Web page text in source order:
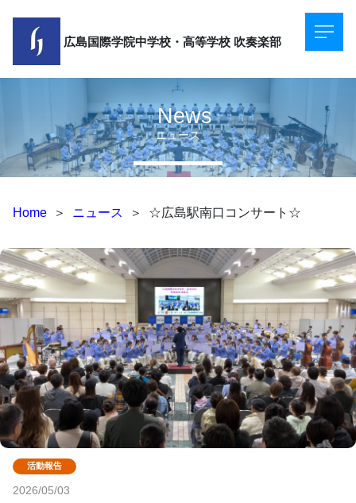
広島国際学院中学校・高等学校 吹奏楽部
ニュース
News
Home ＞ ニュース ＞ ☆広島駅南口コンサート☆
2026/05/03